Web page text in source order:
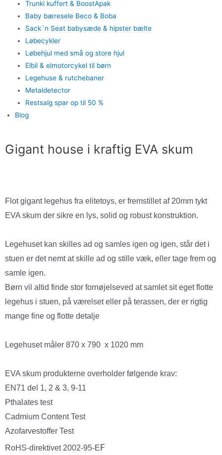
Trunki kuffert & BoostApak
Baby bæresele Beco & Boba
Sack´n Seat babysæde & hipster bælte
Løbecykler
Løbehjul med små og store hjul
Elbil & elmotorcykel til børn
Legehuse & rutchebaner
Metaldetector
Restsalg spar op til 50 %
Blog
Gigant house i kraftig EVA skum
Flot gigant legehus fra elitetoys, er fremstillet af 20mm tykt
EVA skum der sikre en lys, solid og robust konstruktion.
Legehuset kan skilles ad og samles igen og igen, står det i
stuen er det nemt at skille ad og stille væk, eller tage frem og
samle igen.
Børn vil altid finde stor fornøjelseved at samlet sit eget flotte
legehus i stuen, på værelset eller på terassen, der er rigtig
mange fine og flotte detalje
Legehuset måler 870 x 790 x 1020 mm
EVA skum produkterne overholder følgende krav:
EN71 del 1, 2 & 3, 9-11
Pthalates test
Cadmium Content Test
Azofarvestoffer Test
RoHS-direktivet 2002-95-E F